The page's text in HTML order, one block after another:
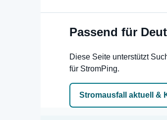
Passend für
Diese Seite unterstützt
für StromPing.
Stromausfall aktuell &